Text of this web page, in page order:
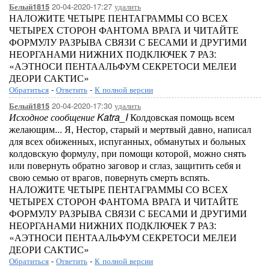
Белый1815 20-04-2020-17:27 удалить
НАЛОЖИТЕ ЧЕТЫРЕ ПЕНТАГРАММЫ СО ВСЕХ
ЧЕТЫРЕХ СТОРОН ФАНТОМА ВРАГА И ЧИТАЙТЕ
ФОРМУЛУ РАЗРЫВА СВЯЗИ С БЕСАМИ И ДРУГИМИ
НЕОРГАНАМИ НИЖНИХ ПОДКЛЮЧЕК 7 РАЗ:
«АЭТНОСИ ПЕНТААЛЬФУМ СЕКРЕТОСИ МЕЛЕИ
ДЕОРИ САКТИС»
Обратиться - Ответить - К полной версии
Белый1815 20-04-2020-17:30 удалить
Исходное сообщение Katra_IКолдовская помощь всем
желающим... Я, Нестор, старый и мертвый давно, написал
для всех обиженных, испуганных, обманутых и больных
колдовскую формулу, при помощи которой, можно снять
или повернуть обратно заговор и сглаз, защитить себя и
свою семью от врагов, повернуть смерть вспять.
НАЛОЖИТЕ ЧЕТЫРЕ ПЕНТАГРАММЫ СО ВСЕХ
ЧЕТЫРЕХ СТОРОН ФАНТОМА ВРАГА И ЧИТАЙТЕ
ФОРМУЛУ РАЗРЫВА СВЯЗИ С БЕСАМИ И ДРУГИМИ
НЕОРГАНАМИ НИЖНИХ ПОДКЛЮЧЕК 7 РАЗ:
«АЭТНОСИ ПЕНТААЛЬФУМ СЕКРЕТОСИ МЕЛЕИ
ДЕОРИ САКТИС»
Обратиться - Ответить - К полной версии